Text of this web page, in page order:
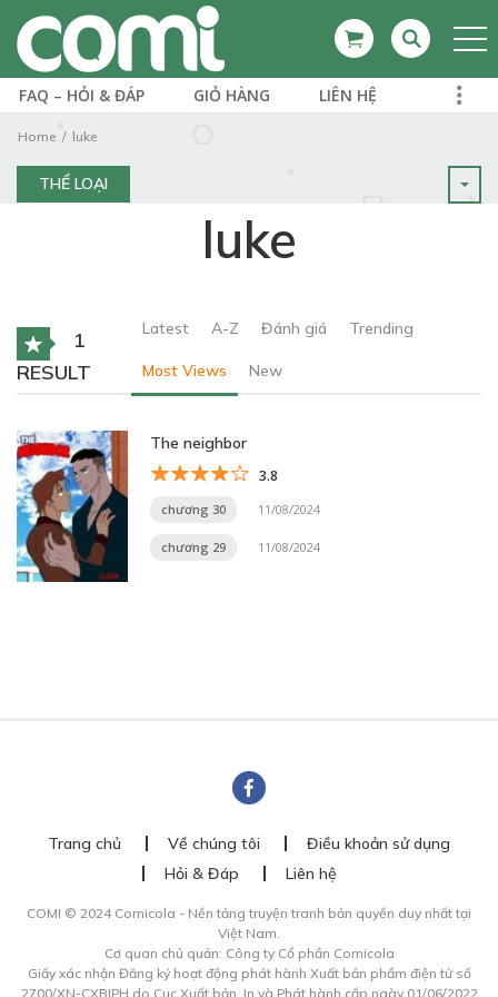
FAQ – HỎI & ĐÁP GIỎ HÀNG LIÊN HỆ
Home luke
THỂ LOẠI
luke
1
RESULT
Latest A-Z Đánh giá Trending
Most Views New
The neighbor
3.8
chương 30 11/08/2024
chương 29 11/08/2024
Trang chủ Về chúng tôi
Điều khoản sử dụng
Hỏi & Đáp
Liên hệ
COMI © 2024 Comicola - Nền tảng truyện tranh bản quyền duy nhất tại
Việt Nam.
Cơ quan chủ quản: Công ty Cổ phần Comicola
Giấy xác nhận Đăng ký hoạt động phát hành Xuất bản phẩm điện tử số
2700/XN-CXBIPH do Cục Xuất bản, In và Phát hành cấp ngày 01/06/2022